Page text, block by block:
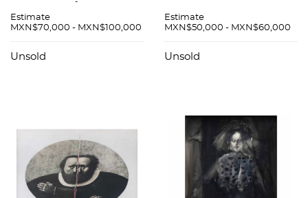
tela. 140 x 140 cm
Estimate
MXN$70,000 - MXN$100,000
Unsold
Escultura en bronce
60 x 55 x 47 cm
Estimate
MXN$50,000 - MXN$60,000
Unsold